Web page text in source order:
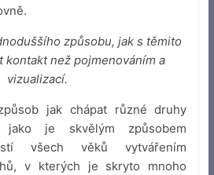
způsobu, jak s těmito
kontakt než pojmenováním a
vizualizací.
jak chápat různé druhy
jako je skvělým způsobem
všech věků vytvářením
v kterých je skryto mnoho